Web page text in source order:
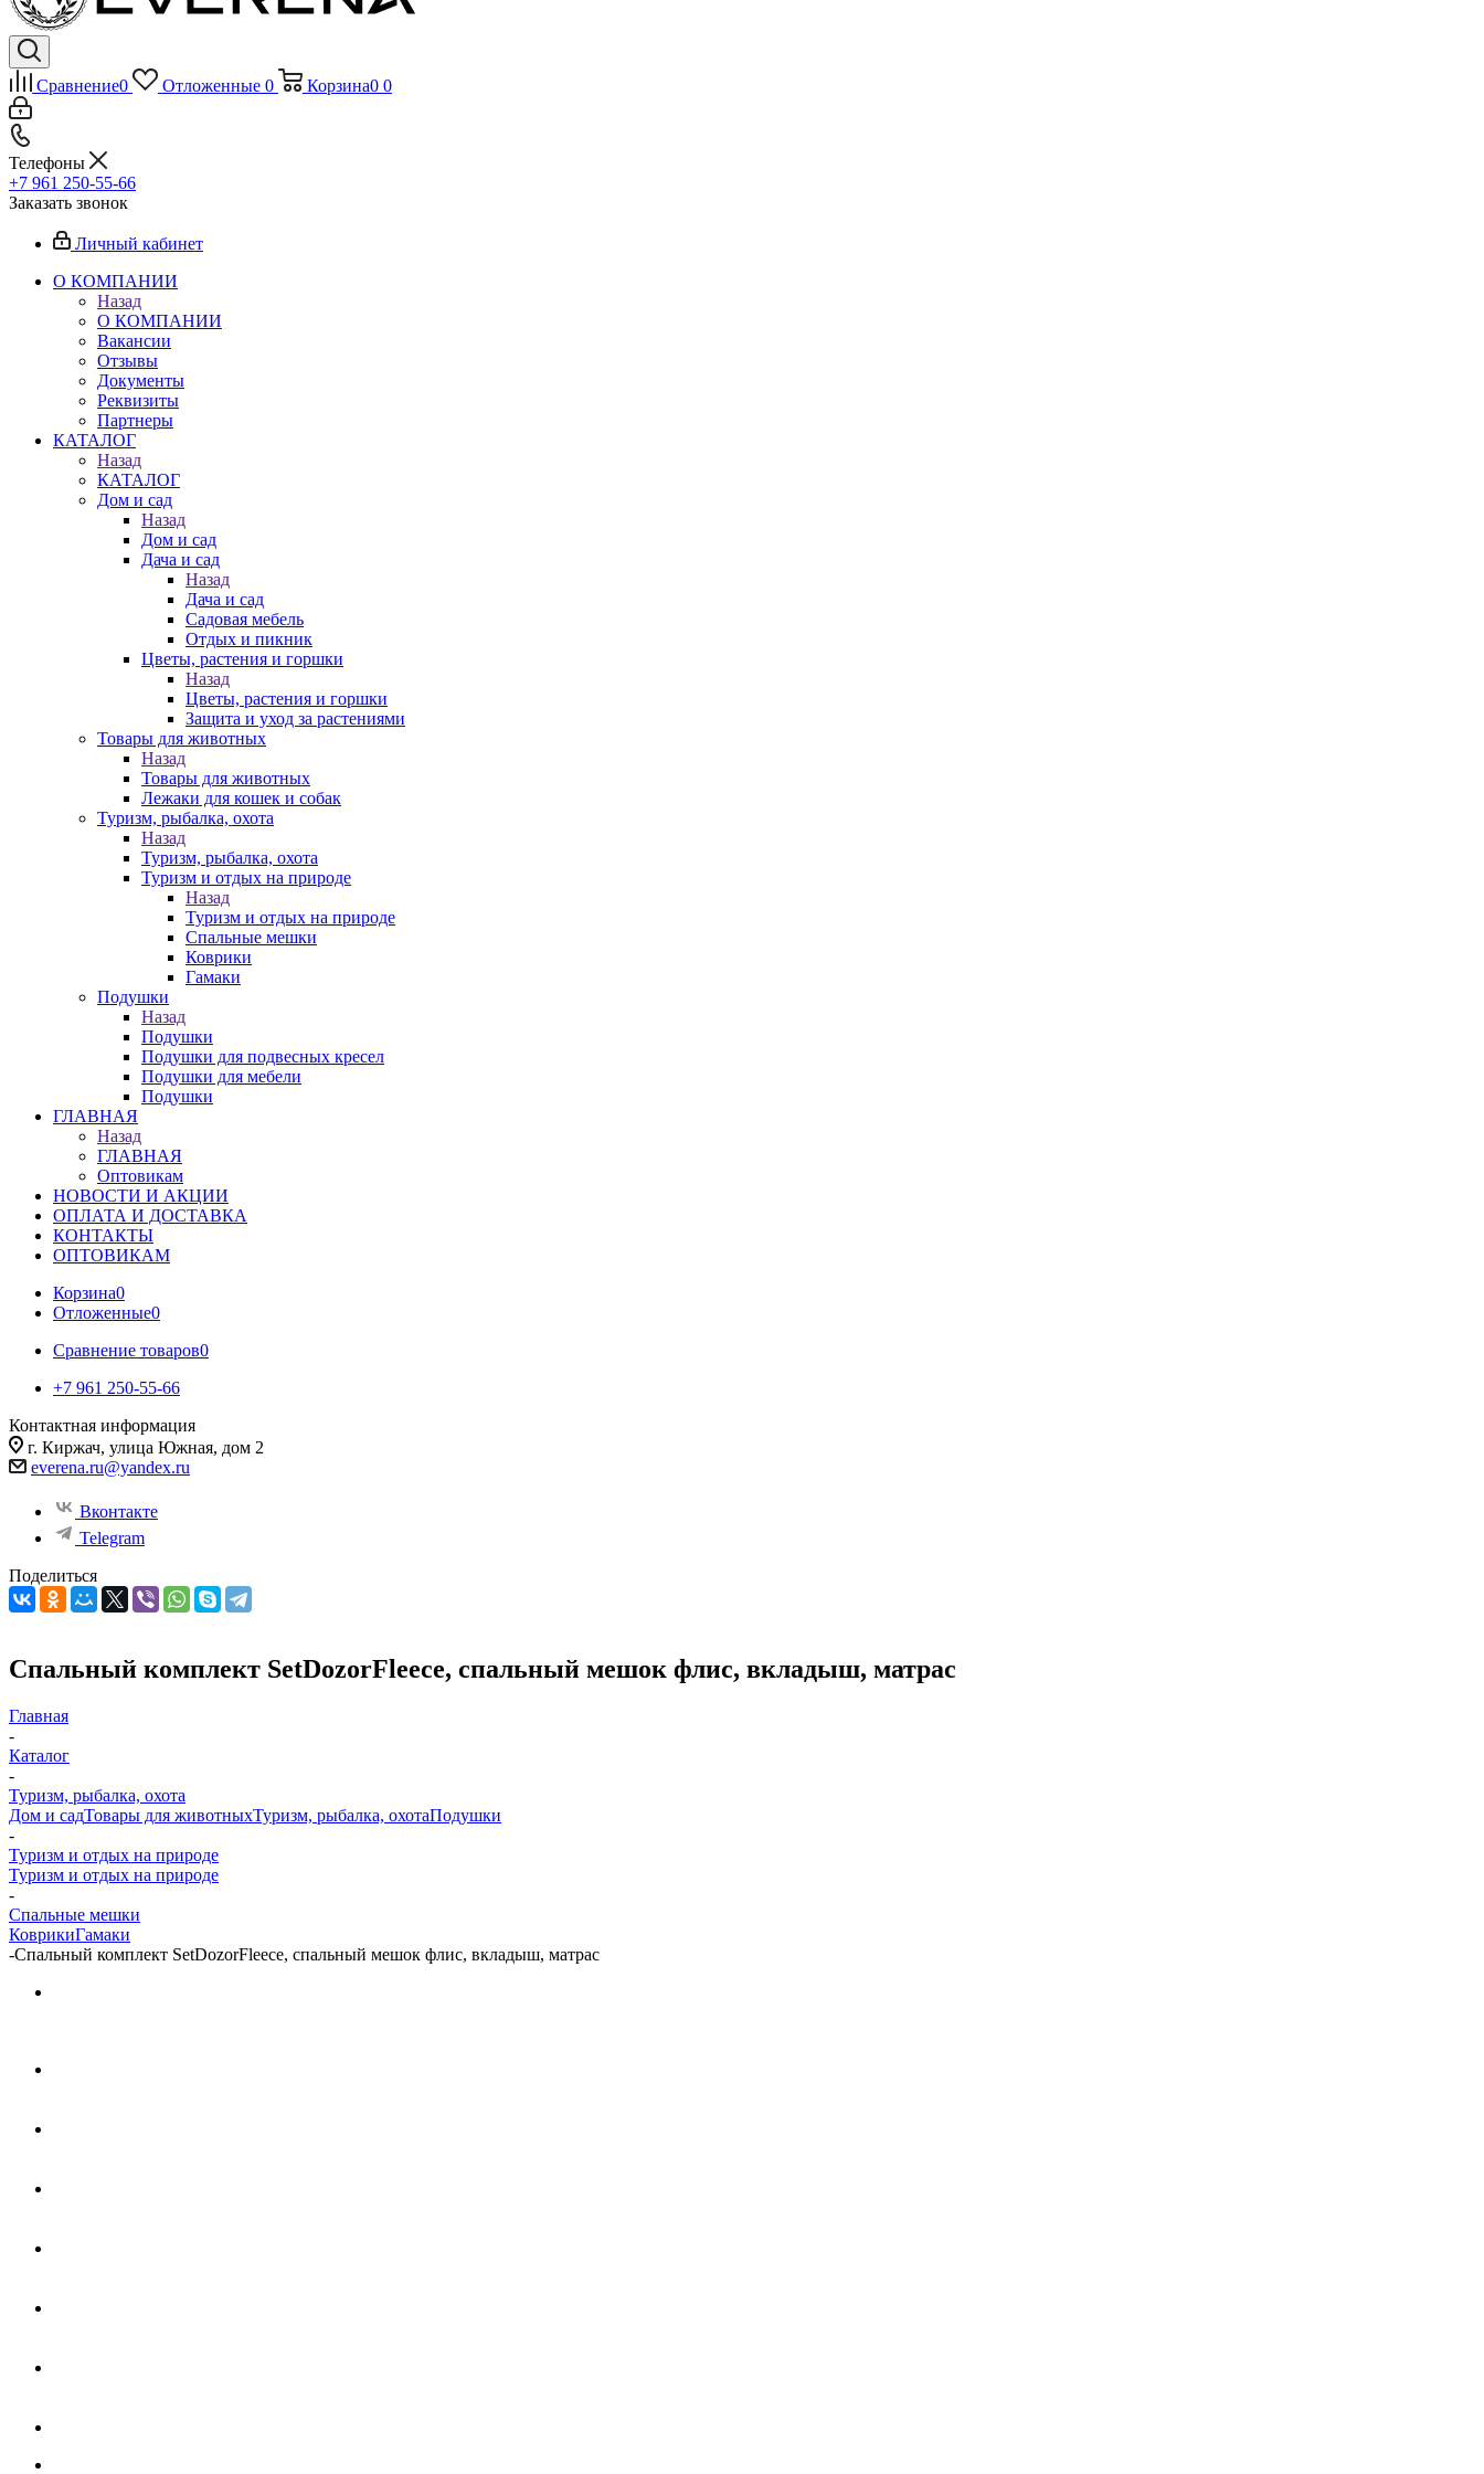
Сравнение0 Отложенные 0 Корзина0 0
Телефоны
+7 961 250-55-66
Заказать звонок
Личный кабинет
О КОМПАНИИ
Назад
О КОМПАНИИ
Вакансии
Отзывы
Документы
Реквизиты
Партнеры
КАТАЛОГ
Назад
КАТАЛОГ
Дом и сад
Назад
Дом и сад
Дача и сад
Назад
Дача и сад
Садовая мебель
Отдых и пикник
Цветы, растения и горшки
Назад
Цветы, растения и горшки
Защита и уход за растениями
Товары для животных
Назад
Товары для животных
Лежаки для кошек и собак
Туризм, рыбалка, охота
Назад
Туризм, рыбалка, охота
Туризм и отдых на природе
Назад
Туризм и отдых на природе
Спальные мешки
Коврики
Гамаки
Подушки
Назад
Подушки
Подушки для подвесных кресел
Подушки для мебели
Подушки
ГЛАВНАЯ
Назад
ГЛАВНАЯ
Оптовикам
НОВОСТИ И АКЦИИ
ОПЛАТА И ДОСТАВКА
КОНТАКТЫ
ОПТОВИКАМ
Корзина0
Отложенные0
Сравнение товаров0
+7 961 250-55-66
Контактная информация
г. Киржач, улица Южная, дом 2
everena.ru@yandex.ru
Вконтакте
Telegram
Поделиться
Спальный комплект SetDozorFleece, спальный мешок флис, вкладыш, матрас
Главная
-
Каталог
-
Туризм, рыбалка, охота
Дом и садТовары для животныхТуризм, рыбалка, охотаПодушки
-
Туризм и отдых на природе
Туризм и отдых на природе
-
Спальные мешки
КоврикиГамаки
-Спальный комплект SetDozorFleece, спальный мешок флис, вкладыш, матрас